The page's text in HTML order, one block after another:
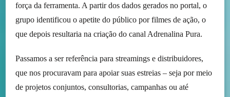
força da ferramenta. A partir dos dados gerados no portal, o
grupo identificou o apetite do público por filmes de ação, o
que depois resultaria na criação do canal Adrenalina Pura.
Passamos a ser referência para streamings e distribuidores,
que nos procuravam para apoiar suas estreias – seja por meio
de projetos conjuntos, consultorias, campanhas ou até